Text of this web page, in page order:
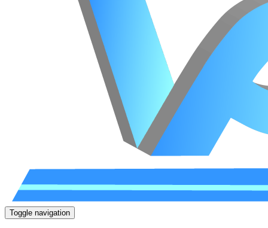
Toggle navigation